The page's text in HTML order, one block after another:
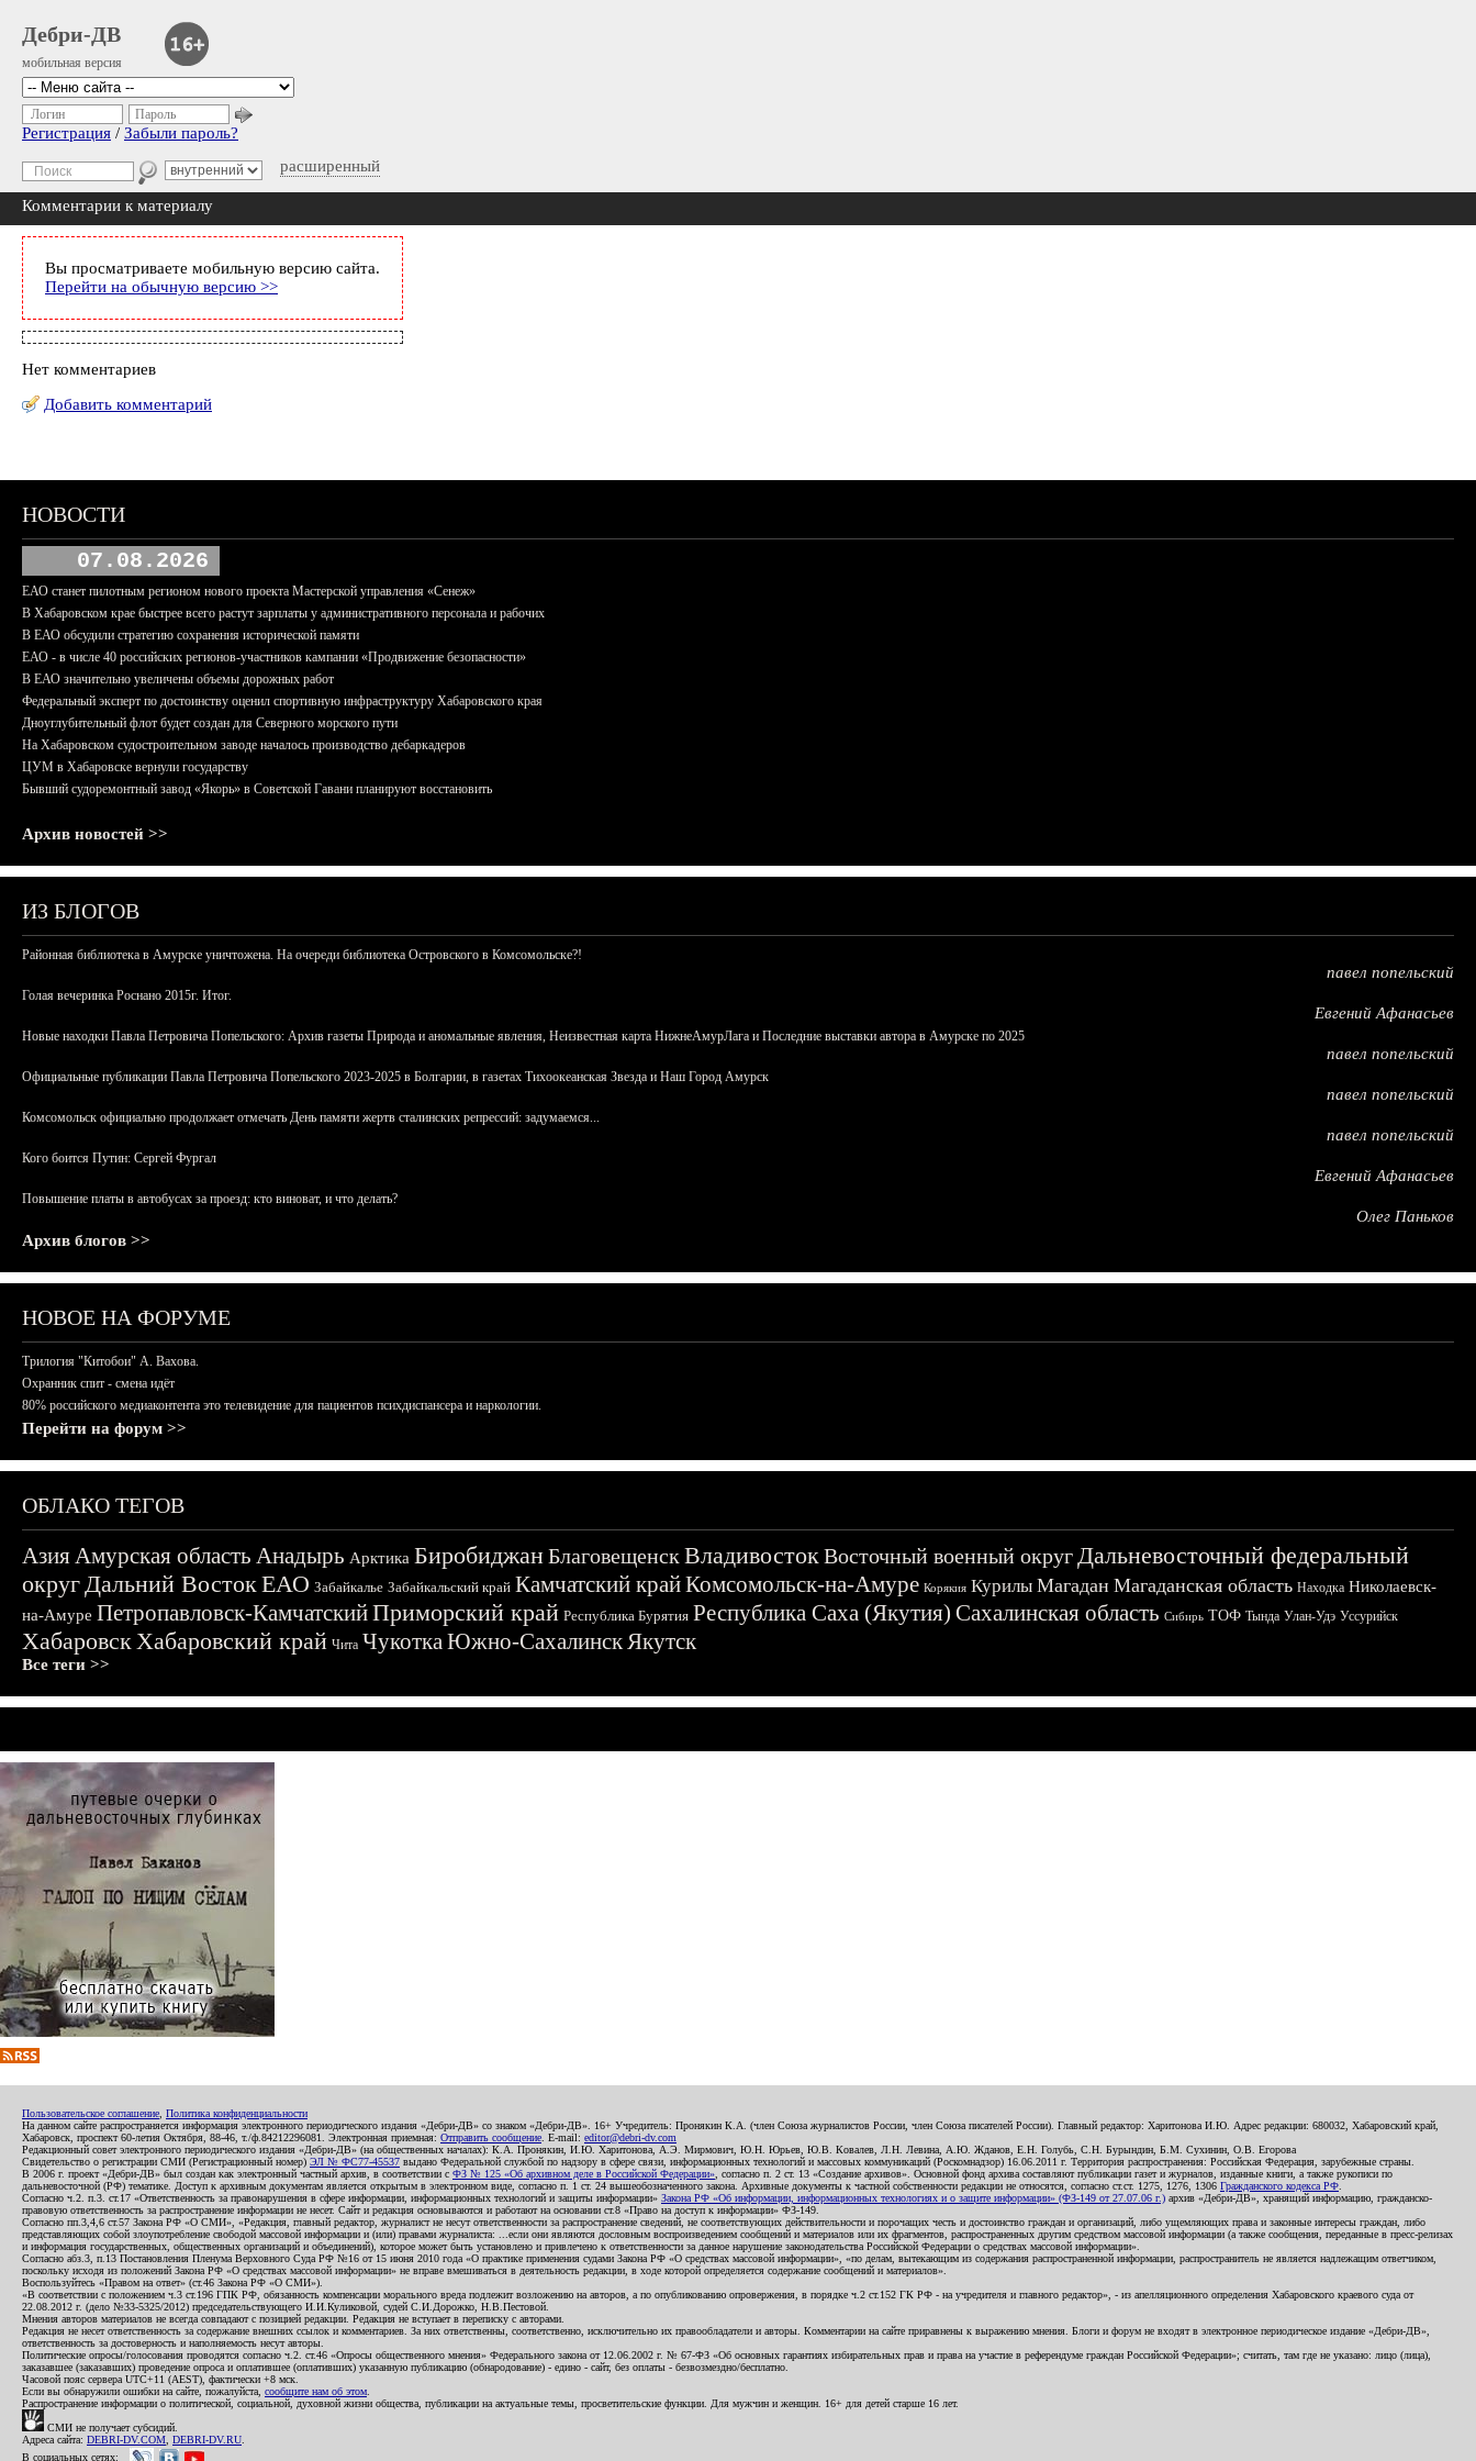
Дебри-ДВ
мобильная версия
расширенный
Логин Пароль
Регистрация / Забыли пароль?
Комментарии к материалу
Вы просматриваете мобильную версию сайта.
Перейти на обычную версию >>
Нет комментариев
Добавить комментарий
НОВОСТИ
07.08.2026
ЕАО станет пилотным регионом нового проекта Мастерской управления «Сенеж»
В Хабаровском крае быстрее всего растут зарплаты у административного персонала и рабочих
В ЕАО обсудили стратегию сохранения исторической памяти
ЕАО - в числе 40 российских регионов-участников кампании «Продвижение безопасности»
В ЕАО значительно увеличены объемы дорожных работ
Федеральный эксперт по достоинству оценил спортивную инфраструктуру Хабаровского края
Дноуглубительный флот будет создан для Северного морского пути
На Хабаровском судостроительном заводе началось производство дебаркадеров
ЦУМ в Хабаровске вернули государству
Бывший судоремонтный завод «Якорь» в Советской Гавани планируют восстановить
Архив новостей >>
ИЗ БЛОГОВ
Районная библиотека в Амурске уничтожена. На очереди библиотека Островского в Комсомольске?!
павел попельский
Голая вечеринка Роснано 2015г. Итог.
Евгений Афанасьев
Новые находки Павла Петровича Попельского: Архив газеты Природа и аномальные явления, Неизвестная карта НижнеАмурЛага и Последние выставки автора в Амурске по 2025
павел попельский
Официальные публикации Павла Петровича Попельского 2023-2025 в Болгарии, в газетах Тихоокеанская Звезда и Наш Город Амурск
павел попельский
Комсомольск официально продолжает отмечать День памяти жертв сталинских репрессий: задумаемся...
павел попельский
Кого боится Путин: Сергей Фургал
Евгений Афанасьев
Повышение платы в автобусах за проезд: кто виноват, и что делать?
Олег Паньков
Архив блогов >>
НОВОЕ НА ФОРУМЕ
Трилогия "Китобои" А. Вахова.
Охранник спит - смена идёт
80% российского медиаконтента это телевидение для пациентов психдиспансера и наркологии.
Перейти на форум >>
ОБЛАКО ТЕГОВ
АзияАмурская область Анадырь Арктика БиробиджанБлаговещенскВладивостокВосточный военный округДальневосточный федеральный
округДальний ВостокЕАО Забайкалье Забайкальский край Камчатский крайКомсомольск-на-Амуре Корякия Курилы Магадан Магаданская область Находка Николаевск-
на-Амуре Петропавловск-КамчатскийПриморский край Республика Бурятия Республика Саха (Якутия) Сахалинская область Сибирь ТОФ Тында Улан-Удэ Уссурийск
ХабаровскХабаровский край Чита ЧукоткаЮжно-СахалинскЯкутск
Все теги >>
Пользовательское соглашение Политика конфиденциальности
На данном сайте распространяется информация электронного периодического издания «Дебри-ДВ» со знаком «Дебри-ДВ». 16+ Учредитель: Пронякин К.А. (член Союза журналистов России, член Союза писателей России). Главный редактор: Харитонова И.Ю. Адрес редакции: 680032, Хабаровский край,
Хабаровск, проспект 60-летия Октября, 88-46, т./ф.84212296081. Электронная приемная: Отправить сообщение . E-mail: editor@debri-dv.com
Редакционный совет электронного периодического издания «Дебри-ДВ» (на общественных началах): К.А. Пронякин, И.Ю. Харитонова, А.Э. Мирмович, Ю.Н. Юрьев, Ю.В. Ковалев, Л.Н. Левина, А.Ю. Жданов, Е.Н. Голубь, С.Н. Бурындин, Б.М. Сухинин, О.В. Егорова
Свидетельство о регистрации СМИ (Регистрационный номер) ЭЛ № ФС77-45537 выдано Федеральной службой по надзору в сфере связи, информационных технологий и массовых коммуникаций (Роскомнадзор) 16.06.2011 г. Территория распространения: Российская Федерация, зарубежные страны.
В 2006 г. проект «Дебри-ДВ» был создан как электронный частный архив, в соответствии с ФЗ № 125 «Об архивном деле в Российской Федерации» , согласно п. 2 ст. 13 «Создание архивов». Основной фонд архива составляют публикации газет и журналов, изданные книги, а также рукописи по
дальневосточной (РФ) тематике. Доступ к архивным документам является открытым в электронном виде, согласно п. 1 ст. 24 вышеобозначенного закона. Архивные документы к частной собственности редакции не относятся, согласно ст.ст. 1275, 1276, 1306 Гражданского кодекса РФ
Согласно ч.2. п.3. ст.17 «Ответственность за правонарушения в сфере информации, информационных технологий и защиты информации» Закона РФ «Об информации, информационных технологиях и о защите информации» (ФЗ-149 от 27.07.06 г.) архив «Дебри-ДВ», хранящий информацию, гражданско-
правовую ответственность за распространение информации не несет. Сайт и редакция основываются и работают на основании ст.8 «Право на доступ к информации» ФЗ-149.
Согласно пп.3,4,6 ст.57 Закона РФ «О СМИ», «Редакция, главный редактор, журналист не несут ответственности за распространение сведений, не соответствующих действительности и порочащих честь и достоинство граждан и организаций, либо ущемляющих права и законные интересы граждан, либо
представляющих собой злоупотребление свободой массовой информации и (или) правами журналиста: ...если они являются дословным воспроизведением сообщений и материалов или их фрагментов, распространенных другим средством массовой информации (а также сообщения, переданные в пресс-релизах
и информация государственных, общественных организаций и объединений), которое может быть установлено и привлечено к ответственности за данное нарушение законодательства Российской Федерации о средствах массовой информации».
Согласно абз.3, п.13 Постановления Пленума Верховного Суда РФ №16 от 15 июня 2010 года «О практике применения судами Закона РФ «О средствах массовой информации», «по делам, вытекающим из содержания распространенной информации, распространитель не является надлежащим ответчиком,
поскольку исходя из положений Закона РФ «О средствах массовой информации» не вправе вмешиваться в деятельность редакции, в ходе которой определяется содержание сообщений и материалов».
Воспользуйтесь «Правом на ответ» (ст.46 Закона РФ «О СМИ»).
«В соответствии с положением ч.3 ст.196 ГПК РФ, обязанность компенсации морального вреда подлежит возложению на авторов, а по опубликованию опровержения, в порядке ч.2 ст.152 ГК РФ - на учредителя и главного редактор», - из апелляционного определения Хабаровского краевого суда от
22.08.2012 г. (дело №33-5325/2012) председательствующего И.И.Куликовой, судей С.И.Дорожко, Н.В.Пестовой.
Мнения авторов материалов не всегда совпадают с позицией редакции. Редакция не вступает в переписку с авторами.
Редакция не несет ответственность за содержание внешних ссылок и комментариев. За них ответственны, соответственно, исключительно их правообладатели и авторы. Комментарии на сайте приравнены к выражению мнения. Блоги и форум не входят в электронное периодическое издание «Дебри-ДВ»,
ответственность за достоверность и наполняемость несут авторы.
Политические опросы/голосования проводятся согласно ч.2. ст.46 «Опросы общественного мнения» Федерального закона от 12.06.2002 г. № 67-ФЗ «Об основных гарантиях избирательных прав и права на участие в референдуме граждан Российской Федерации»; считать, там где не указано: лицо (лица),
заказавшее (заказавших) проведение опроса и оплатившее (оплативших) указанную публикацию (обнародование) - едино - сайт, без оплаты - безвозмездно/бесплатно.
Часовой пояс сервера UTC+11 (AEST), фактически +8 мск.
Если вы обнаружили ошибки на сайте, пожалуйста, сообщите нам об этом
Распространение информации о политической, социальной, духовной жизни общества, публикации на актуальные темы, просветительские функции. Для мужчин и женщин. 16+ для детей старше 16 лет.
СМИ не получает субсидий.
Адреса сайта: DEBRI-DV.COM DEBRI-DV.RU
В социальных сетях: